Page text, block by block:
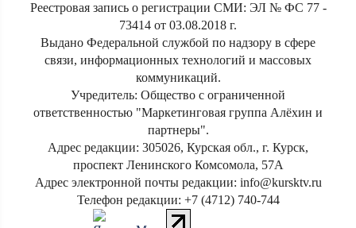
Реестровая запись о регистрации СМИ: ЭЛ № ФС 77 -
73414 от 03.08.2018 г.
Выдано Федеральной службой по надзору в сфере
связи, информационных технологий и массовых
коммуникаций.
Учредитель: Общество с ограниченной
ответственностью "Маркетинговая группа Алёхин и
партнеры".
Адрес редакции: 305026, Курская обл., г. Курск,
проспект Ленинского Комсомола, 57А
Адрес электронной почты редакции: info@kursktv.ru
Телефон редакции: +7 (4712) 740-744